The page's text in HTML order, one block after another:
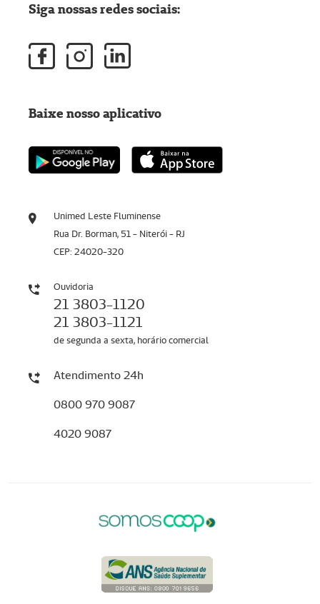
Unimed Leste Fluminense
Rua Dr. Borman, 51 - Niterói - RJ
CEP: 24020-320
Ouvidoria
21 3803-1120
21 3803-1121
de segunda a sexta, horário comercial
Atendimento 24h
0800 970 9087
4020 9087
Siga nossas redes sociais:
Baixe nosso aplicativo